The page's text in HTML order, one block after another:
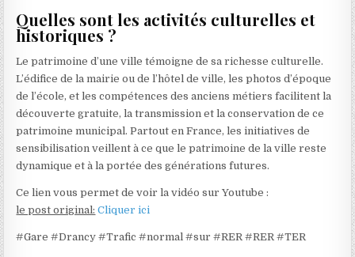
Quelles sont les activités culturelles et
historiques ?
Le patrimoine d’une ville témoigne de sa richesse culturelle.
L’édifice de la mairie ou de l’hôtel de ville, les photos d’époque
de l’école, et les compétences des anciens métiers facilitent la
découverte gratuite, la transmission et la conservation de ce
patrimoine municipal. Partout en France, les initiatives de
sensibilisation veillent à ce que le patrimoine de la ville reste
dynamique et à la portée des générations futures.
Ce lien vous permet de voir la vidéo sur Youtube :
le post original: Cliquer ici
#Gare #Drancy #Trafic #normal #sur #RER #RER #TER